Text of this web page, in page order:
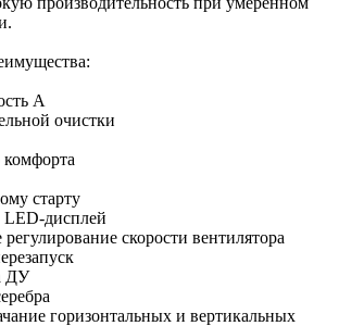
A
очистки
старту
дисплей
скорости вентилятора
ДУ
горизонтальных и вертикальных